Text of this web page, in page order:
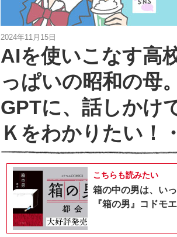
2024年11月15日
AIを使いこなす高
っぱいの昭和の母
GPTに、話しかけ
Ｋをわかりたい！
こちらも読みたい
箱の中の男は、い
『箱の男』コドモ